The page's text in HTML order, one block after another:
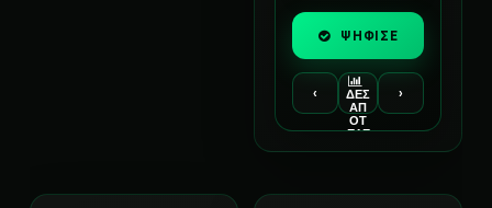
ΨΗΦΙΣΕ
‹
ΔΕΣ
ΑΠ
ΟΤ
ΕΛΕ
›